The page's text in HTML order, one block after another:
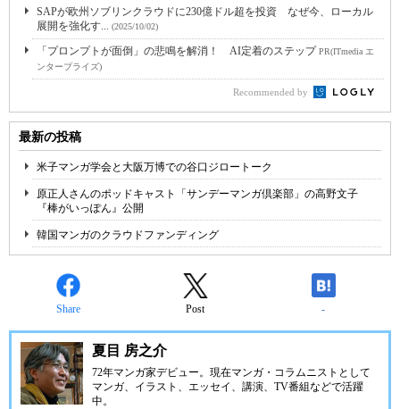
SAPが欧州ソブリンクラウドに230億ドル超を投資 なぜ今、ローカル
展開を強化す... (2025/10/02)
「プロンプトが面倒」の悲鳴を解消！ AI定着のステップPR(ITmedia エ
ンタープライズ)
Recommended by
最新の投稿
米子マンガ学会と大阪万博での谷口ジロートーク
原正人さんのポッドキャスト「サンデーマンガ倶楽部」の高野文子
『棒がいっぽん』公開
韓国マンガのクラウドファンディング
Share Post -
夏目 房之介
72年マンガ家デビュー。現在マンガ・コラムニストとして
マンガ、イラスト、エッセイ、講演、TV番組などで活躍
中。